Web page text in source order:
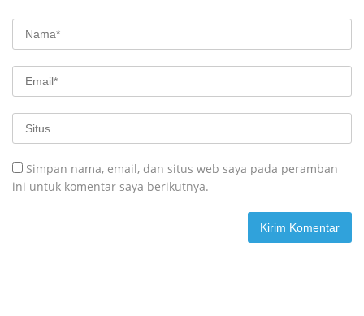
Simpan nama, email, dan situs web saya pada peramban
ini untuk komentar saya berikutnya.